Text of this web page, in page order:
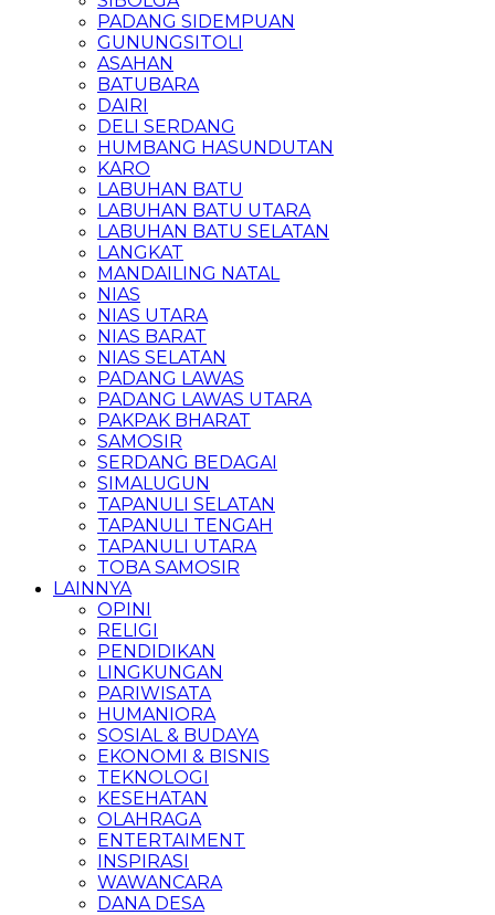
PADANG SIDEMPUAN
GUNUNGSITOLI
ASAHAN
BATUBARA
DAIRI
DELI SERDANG
HUMBANG HASUNDUTAN
KARO
LABUHAN BATU
LABUHAN BATU UTARA
LABUHAN BATU SELATAN
LANGKAT
MANDAILING NATAL
NIAS
NIAS UTARA
NIAS BARAT
NIAS SELATAN
PADANG LAWAS
PADANG LAWAS UTARA
PAKPAK BHARAT
SAMOSIR
SERDANG BEDAGAI
SIMALUGUN
TAPANULI SELATAN
TAPANULI TENGAH
TAPANULI UTARA
TOBA SAMOSIR
LAINNYA
OPINI
RELIGI
PENDIDIKAN
LINGKUNGAN
PARIWISATA
HUMANIORA
SOSIAL & BUDAYA
EKONOMI & BISNIS
TEKNOLOGI
KESEHATAN
OLAHRAGA
ENTERTAIMENT
INSPIRASI
WAWANCARA
DANA DESA